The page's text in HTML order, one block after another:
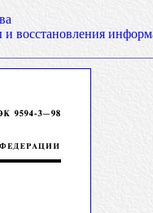
восстановления